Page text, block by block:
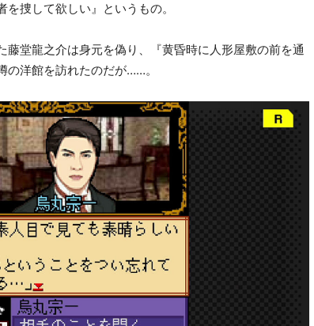
捜して欲しい』というもの。
堂龍之介は身元を偽り、『黄昏時に人形屋敷の前を通
の洋館を訪れたのだが……。